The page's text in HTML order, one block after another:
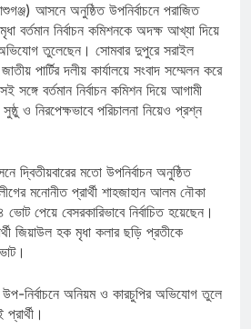
আসনে অনুষ্ঠিত উপনির্বাচনে পরাজিত
বর্তমান নির্বাচন কমিশনকে অদক্ষ আখ্যা দিয়ে
অভিযোগ তুলেছেন। সোমবার দুপুরে সরাইল
পার্টির দলীয় কার্যালয়ে সংবাদ সম্মেলন করে
বর্তমান নির্বাচন কমিশন দিয়ে আগামী
ও নিরপেক্ষভাবে পরিচালনা নিয়েও প্রশ্ন
দ্বিতীয়বারের মতো উপনির্বাচন অনুষ্ঠিত
মনোনীত প্রার্থী শাহজাহান আলম নৌকা
পেয়ে বেসরকারিভাবে নির্বাচিত হয়েছেন।
জিয়াউল হক মৃধা কলার ছড়ি প্রতীকে
নির্বাচনে অনিয়ম ও কারচুপির অভিযোগ তুলে